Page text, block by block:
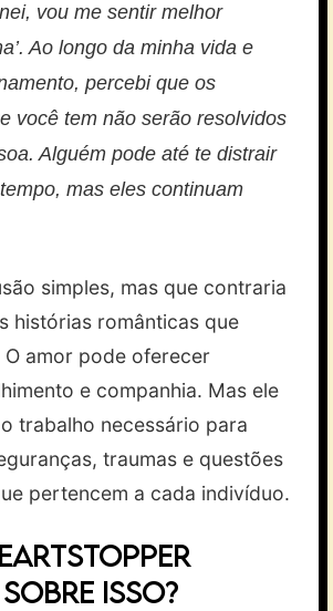
vou me sentir melhor
Ao longo da minha vida e
percebi que os
você tem não serão resolvidos
Alguém pode até te distrair
mas eles continuam
simples, mas que contraria
histórias românticas que
O amor pode oferecer
e companhia. Mas ele
trabalho necessário para
traumas e questões
pertencem a cada indivíduo.
isso?